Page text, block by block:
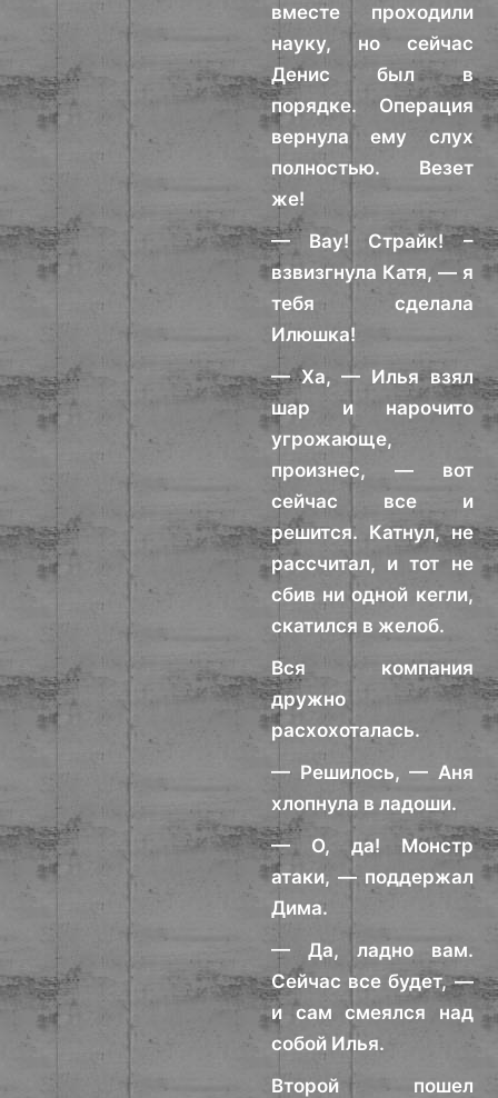
вместе проходили
науку, но сейчас
Денис был в
порядке. Операция
вернула ему слух
полностью. Везет
же!
— Вау! Страйк! –
взвизгнула Катя, — я
тебя сделала
Илюшка!
— Ха, — Илья взял
шар и нарочито
угрожающе,
произнес, — вот
сейчас все и
решится. Катнул, не
рассчитал, и тот не
сбив ни одной кегли,
скатился в желоб.
Вся компания
дружно
расхохоталась.
— Решилось, — Аня
хлопнула в ладоши.
— О, да! Монстр
атаки, — поддержал
Дима.
— Да, ладно вам.
Сейчас все будет, —
и сам смеялся над
собой Илья.
Второй пошел